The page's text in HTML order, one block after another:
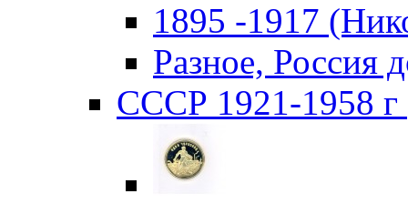
1895 -1917
Разное, Россия
СССР 1921-1958 г